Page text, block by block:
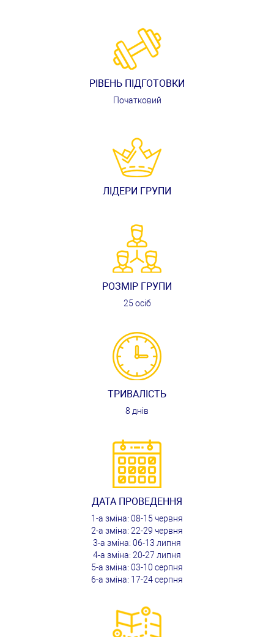
РІВЕНЬ ПІДГОТОВКИ
Початковий
ЛІДЕРИ ГРУПИ
РОЗМІР ГРУПИ
25 осіб
ТРИВАЛІСТЬ
8 днів
ДАТА ПРОВЕДЕННЯ
1-а зміна: 08-15 червня
2-а зміна: 22-29 червня
3-а зміна: 06-13 липня
4-а зміна: 20-27 липня
5-а зміна: 03-10 серпня
6-а зміна: 17-24 серпня